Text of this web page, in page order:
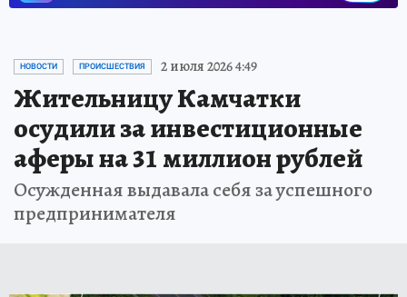
НОВОСТИ ПРОИСШЕСТВИЯ 2 июля 2026 4:49
Жительницу Камчатки
осудили за инвестиционные
аферы на 31 миллион рублей
Осужденная выдавала себя за успешного
предпринимателя